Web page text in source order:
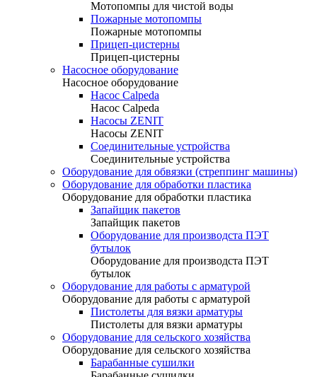
Мотопомпы для чистой воды
Пожарные мотопомпы
Пожарные мотопомпы
Прицеп-цистерны
Прицеп-цистерны
Насосное оборудование
Насосное оборудование
Насос Calpeda
Насос Calpeda
Насосы ZENIT
Насосы ZENIT
Соединительные устройства
Соединительные устройства
Оборудование для обвязки (стреппинг машины)
Оборудование для обработки пластика
Оборудование для обработки пластика
Запайщик пакетов
Запайщик пакетов
Оборудование для производста ПЭТ
бутылок
Оборудование для производста ПЭТ
бутылок
Оборудование для работы с арматурой
Оборудование для работы с арматурой
Пистолеты для вязки арматуры
Пистолеты для вязки арматуры
Оборудование для сельского хозяйства
Оборудование для сельского хозяйства
Барабанные сушилки